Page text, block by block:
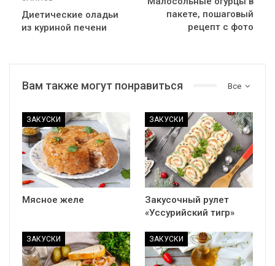
Диетические оладьи
из куриной печени
пакете, пошаговый
рецепт с фото
Все
Вам также могут понравиться
ЗАКУСКИ
Мясное желе
ЗАКУСКИ
Закусочный рулет
«Уссурийский тигр»
ЗАКУСКИ ЗАКУСКИ